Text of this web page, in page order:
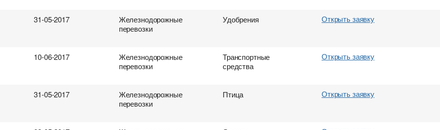
31-05-2017
Железнодорожные
перевозки
Удобрения Открыть заявку
10-06-2017
Железнодорожные
перевозки
Транспортные
средства
Открыть заявку
31-05-2017
Железнодорожные
перевозки
Птица Открыть заявку